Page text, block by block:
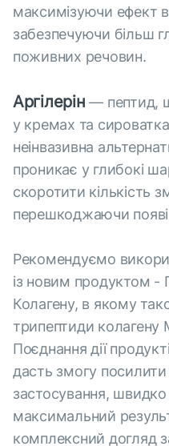
максимізуючи ефект
забезпечуючи більш
поживних речовин.
Аргілерін — пептид,
у кремах та
неінвазивна
проникає у глибокі
скоротити кількість
перешкоджаючи
Рекомендуємо
із новим продуктом
Колагену, в якому
трипептиди колагену
Поєднання дії
дасть змогу посилити
застосування,
максимальний
комплексний догляд